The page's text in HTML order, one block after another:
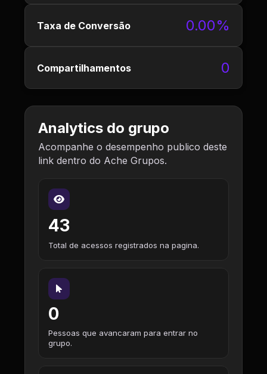
Taxa de Conversão 0.00%
Compartilhamentos 0
Analytics do grupo
Acompanhe o desempenho publico deste
link dentro do Ache Grupos.
43
Total de acessos registrados na pagina.
0
Pessoas que avancaram para entrar no
grupo.